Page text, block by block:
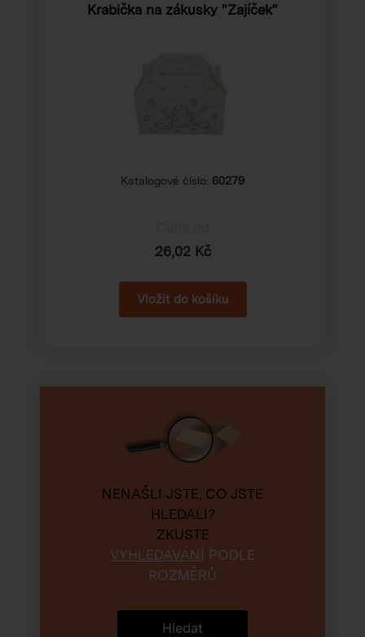
Krabička na zákusky "Zajíček"
Katalogové číslo: 60279
26,02 Kč
NENAŠLI JSTE, CO JSTE
HLEDALI?
ZKUSTE
VYHLEDÁVÁNÍ PODLE
ROZMĚRŮ
Hledat